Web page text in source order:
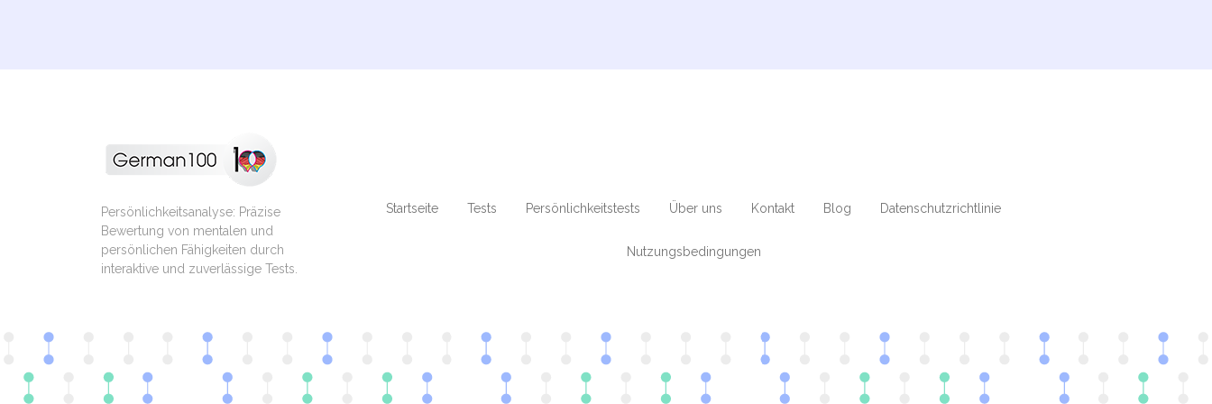
Persönlichkeitsanalyse: Präzise
Bewertung von mentalen und
persönlichen Fähigkeiten durch
interaktive und zuverlässige Tests.
Startseite Tests Persönlichkeitstests Über uns Kontakt Blog Datenschutzrichtlinie
Nutzungsbedingungen